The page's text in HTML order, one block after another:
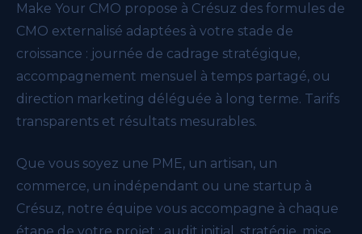
Make Your CMO propose à Crésuz des formules de
CMO externalisé adaptées à votre stade de
croissance : journée de cadrage stratégique,
accompagnement mensuel à temps partagé, ou
direction marketing déléguée à long terme. Tarifs
transparents et résultats mesurables.
Que vous soyez une PME, un artisan, un
commerce, un indépendant ou une startup à
Crésuz, notre équipe vous accompagne à chaque